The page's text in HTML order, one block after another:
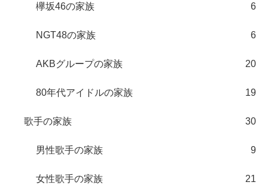
欅坂46の家族 6
NGT48の家族 6
AKBグループの家族 20
80年代アイドルの家族 19
歌手の家族 30
男性歌手の家族 9
女性歌手の家族 21